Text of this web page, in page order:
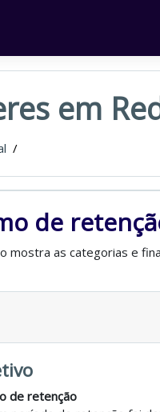
em
/
de
mostra as categorias e
de retenção